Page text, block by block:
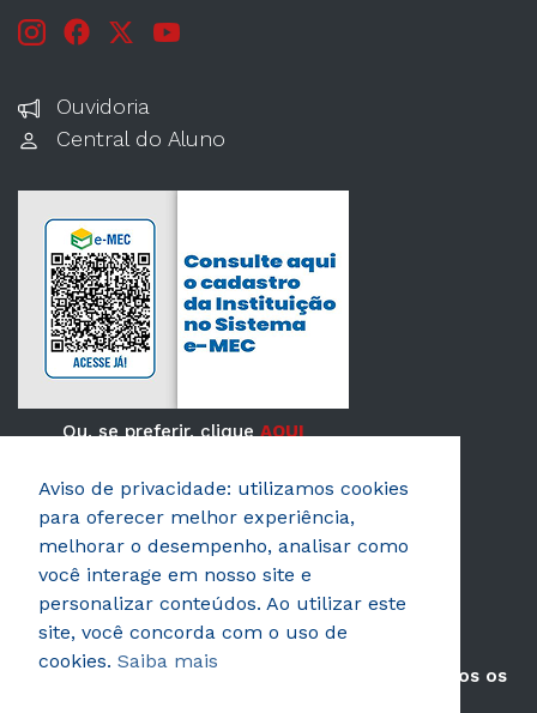
Ouvidoria
Central do Aluno
Ou, se preferir, cliqueAQUI
Verificada por
© 2026 AEROTD Faculdade de Tecnologia. Todos os
Aviso de privacidade: utilizamos cookies
para oferecer melhor experiência,
melhorar o desempenho, analisar como
você interage em nosso site e
personalizar conteúdos. Ao utilizar este
site, você concorda com o uso de
cookies. Saiba mais